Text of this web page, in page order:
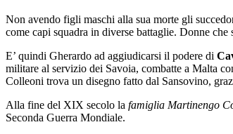
Non avendo figli maschi alla sua morte gli
come capi squadra in diverse battaglie. Donne
E’ quindi Gherardo ad aggiudicarsi il podere di
militare al servizio dei Savoia, combatte a Malta
Colleoni trova un disegno fatto dal Sansovino,
Alla fine del XIX secolo la famiglia Martinengo
Seconda Guerra Mondiale.